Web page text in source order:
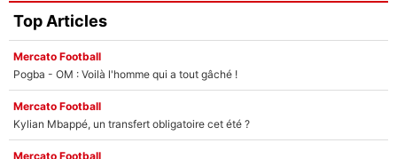
Top Articles
Mercato Football
Pogba - OM : Voilà l'homme qui a tout gâché !
Mercato Football
Kylian Mbappé, un transfert obligatoire cet été ?
Mercato Football